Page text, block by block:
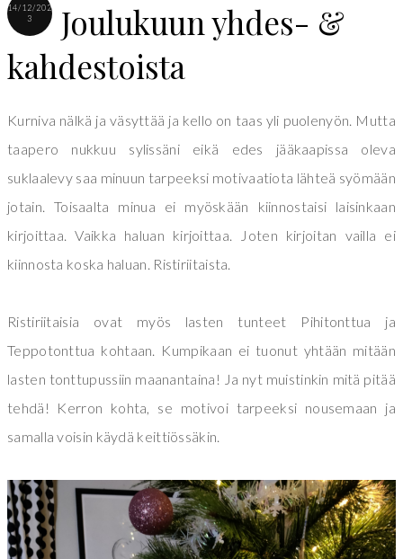
14/12/202
3
Joulukuun yhdes- &
kahdestoista
Kurniva nälkä ja väsyttää ja kello on taas yli puolenyön. Mutta
taapero nukkuu sylissäni eikä edes jääkaapissa oleva
suklaalevy saa minuun tarpeeksi motivaatiota lähteä syömään
jotain. Toisaalta minua ei myöskään kiinnostaisi laisinkaan
kirjoittaa. Vaikka haluan kirjoittaa. Joten kirjoitan vailla ei
kiinnosta koska haluan. Ristiriitaista.
Ristiriitaisia ovat myös lasten tunteet Pihitonttua ja
Teppotonttua kohtaan. Kumpikaan ei tuonut yhtään mitään
lasten tonttupussiin maanantaina! Ja nyt muistinkin mitä pitää
tehdä! Kerron kohta, se motivoi tarpeeksi nousemaan ja
samalla voisin käydä keittiössäkin.